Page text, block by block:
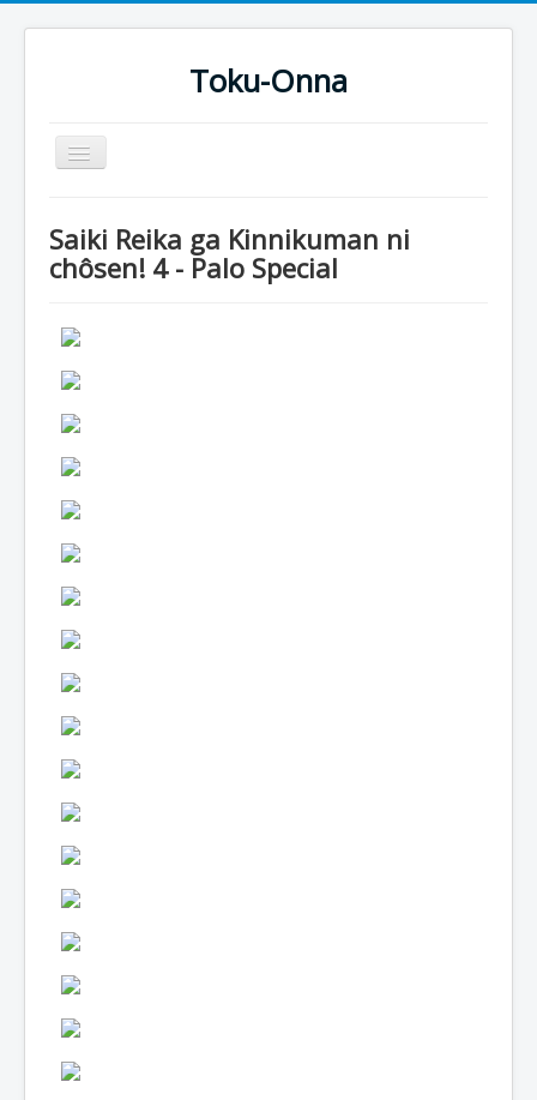
Toku-Onna
Basculer
la
Toku-Actrices
Séries
Films
COSAA
Dessins
Artiste Asperger
Lexique
Saiki Reika ga Kinnikuman ni
chôsen! 4 - Palo Special